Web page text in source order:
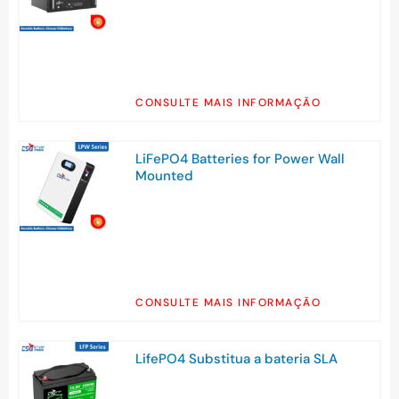
CONSULTE MAIS INFORMAÇÃO
LiFePO4 Batteries for Power Wall
Mounted
CONSULTE MAIS INFORMAÇÃO
LifePO4 Substitua a bateria SLA